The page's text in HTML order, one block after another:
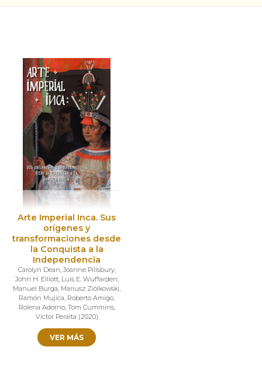
Arte Imperial Inca. Sus
orígenes y
transformaciones desde
la Conquista a la
Independencia
Carolyn Dean,Joanne Pillsbury,
John H. Elliott, Luis E. Wuffarden,
Manuel Burga, Mariusz Ziólkowski,
Ramón Mujica, Roberto Amigo,
Rolena Adorno, Tom Cummins,
Víctor Peralta (2020)
VER MÁS